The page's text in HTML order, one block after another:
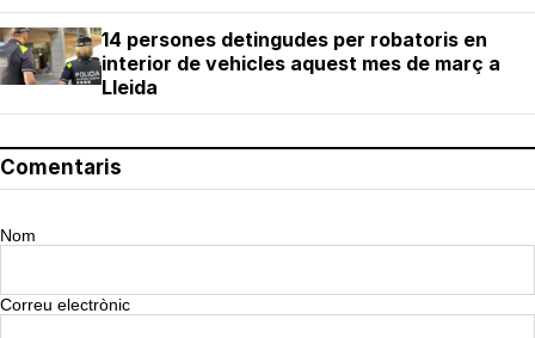
14 persones detingudes per robatoris en
interior de vehicles aquest mes de març a
Lleida
Comentaris
Nom
Correu electrònic